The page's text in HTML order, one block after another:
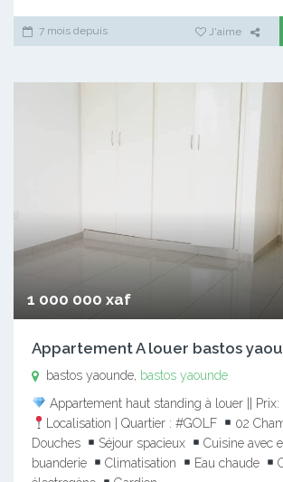
7 mois depuis J'aime
1 000 000 xaf
Appartement A louer bastos
bastos yaounde, bastos yaounde
Appartement haut standing à louer ||
Localisation | Quartier : #GOLF
02
Douches
Séjour spacieux
Cuisine avec
buanderie
Climatisation Eau chaude